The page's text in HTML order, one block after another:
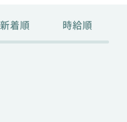
新着順 時給順